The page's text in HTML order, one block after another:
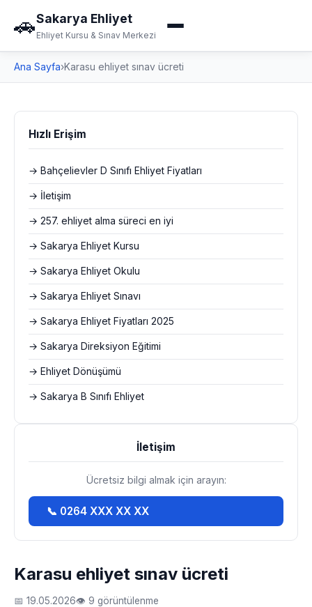
🚗Sakarya Ehliyet
Ehliyet Kursu & Sınav Merkezi
Ana Sayfa›Karasu ehliyet sınav ücreti
Karasu ehliyet sınav ücreti
📅 19.05.2026👁 9 görüntülenme
Hızlı Erişim
→ Bahçelievler D Sınıfı Ehliyet Fiyatları
→ İletişim
→ 257. ehliyet alma süreci en iyi
→ Sakarya Ehliyet Kursu
→ Sakarya Ehliyet Okulu
→ Sakarya Ehliyet Sınavı
→ Sakarya Ehliyet Fiyatları 2025
→ Sakarya Direksiyon Eğitimi
→ Ehliyet Dönüşümü
→ Sakarya B Sınıfı Ehliyet
İletişim
Ücretsiz bilgi almak için arayın:
📞 0264 XXX XX XX